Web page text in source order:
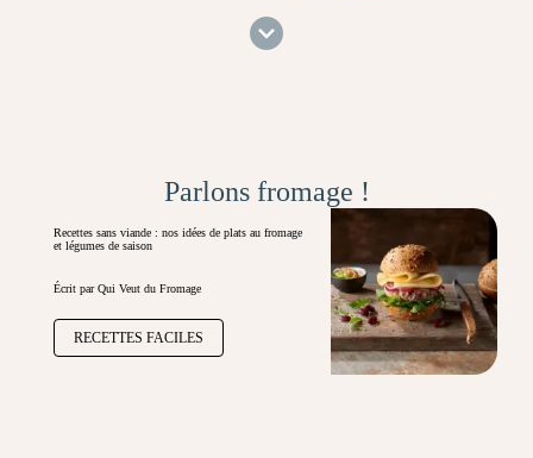
Parlons fromage !
Recettes sans viande : nos idées de plats au fromage
et légumes de saison
Écrit par Qui Veut du Fromage
RECETTES FACILES